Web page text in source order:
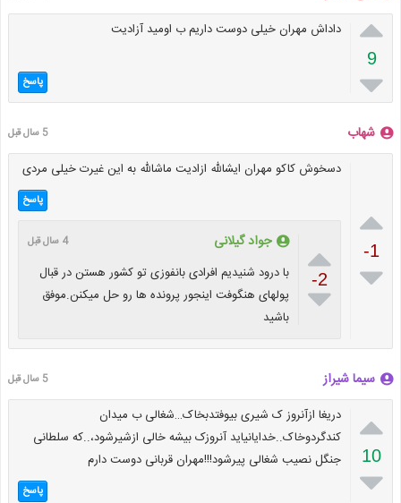

9

داداش مهران خیلی دوست داریم ب اومید آزادیت
پاسخ
شهاب 5 سال قبل

-1

دسخوش کاکو مهران ایشالله ازادیت ماشالله به این غیرت خیلی مردی
پاسخ

-2

جواد گیلانی 4 سال قبل
با درود شنیدیم افرادی بانفوزی تو کشور هستن در قبال
پولهای هنگوفت اینجور پرونده ها رو حل میکنن.موفق
باشید
سیما شیراز 5 سال قبل

10

دریغا ازآنروز ک شیری بیوفتدبخاک…شغالی ب میدان
کندگردوخاک..خدایانیاید آنروزک بیشه خالی ازشیرشود،..که سلطانی
جنگل نصیب شغالی پیرشود!!!مهران قربانی دوست دارم
پاسخ